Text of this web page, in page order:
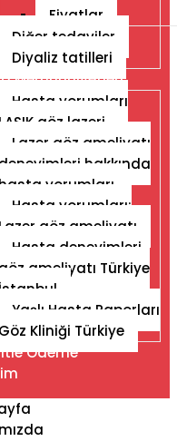
Fiyatlar
Diğer tedaviler
Diyaliz tatilleri
Memnuniyetleri
Hasta yorumları
LASIK göz lazeri
Lazer göz ameliyatı
deneyimleri hakkında
hasta yorumları
Hasta yorumları:
Lazer göz ameliyatı
Hasta deneyimleri,
göz ameliyatı Türkiye
İstanbul
Yaşlı Hasta Raporları
Göz Kliniği Türkiye
Ödeme